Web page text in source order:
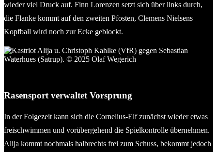
wieder viel Druck auf. Finn Lorenzen setzt sich über links durch,
die Flanke kommt auf den zweiten Pfosten, Clemens Nielsens
Kopfball wird noch zur Ecke geblockt.
Rasensport verwaltet Vorsprung
In der Folgezeit kann sich die Cornelius-Elf zunächst wieder etwas
freischwimmen und vorübergehend die Spielkontrolle übernehmen.
Alija kommt nochmals halbrechts frei zum Schuss, bekommt jedoch